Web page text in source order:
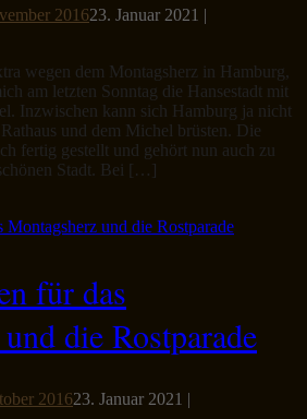
201623. Januar 2021 |
wegen dem Montagsherz in Hamburg,
am letzten Sonntag die Hansestadt mit
Inzwischen kann sich Hamburg ja nicht
und dem Michel brüsten. Die
fertig gestellt und gehört nun auch zu
Stadt. Bei […]
für das
die Rostparade
201623. Januar 2021 |